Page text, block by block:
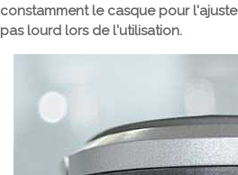
constamment le casque pour
pas lourd lors de l'utilisation.